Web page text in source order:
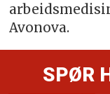
Avonova.
SPØR